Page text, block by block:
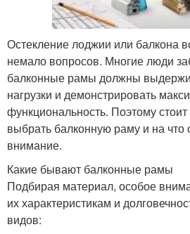
Остекление лоджии или балкона
немало вопросов. Многие люди
балконные рамы должны
нагрузки и демонстрировать
функциональность. Поэтому стоит
выбрать балконную раму и на что
внимание.
Какие бывают балконные рамы
Подбирая материал, особое
их характеристикам и
видов: